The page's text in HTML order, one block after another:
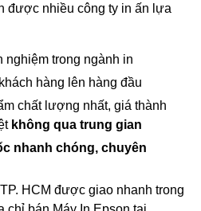
được nhiều công ty in ấn lựa
trong ngành in
hàng lên hàng đầu
chất lượng nhất, giá thành
không qua trung gian
nhanh chóng, chuyên
HCM được giao nhanh trong